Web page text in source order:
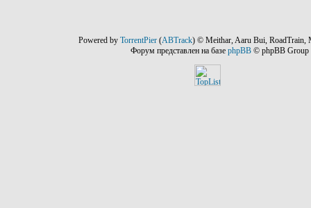
Powered by TorrentPier(ABTrack) © Meithar, Aaru Bui, RoadTrain,
Форум представлен на базе phpBB © phpBB Group